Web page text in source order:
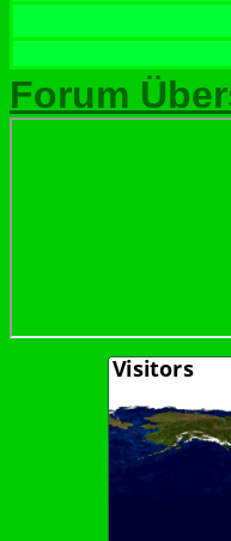
Forum